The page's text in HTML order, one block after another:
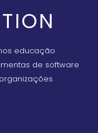
educação
de software